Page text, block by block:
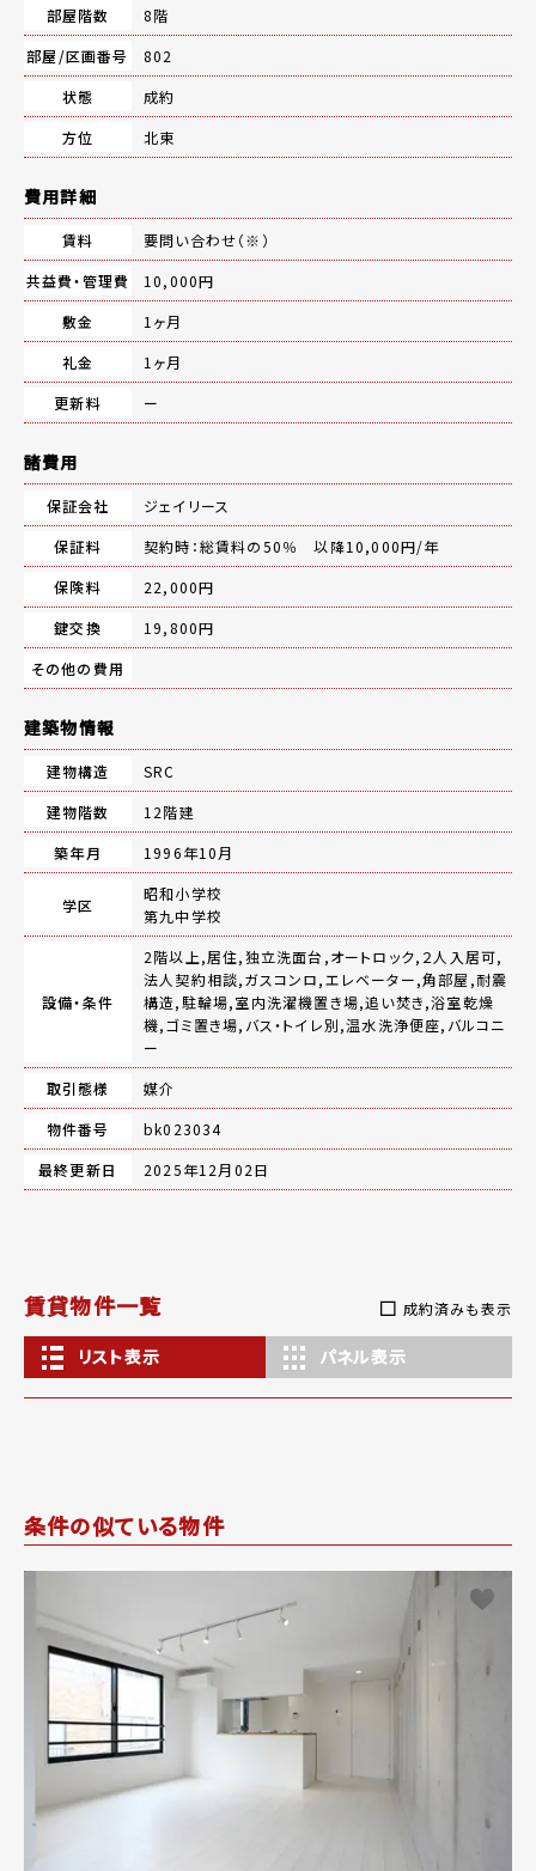
部屋階数
8階
部屋/区画番号
802
状態
成約
方位
北東
費用詳細
賃料
要問い合わせ（※）
共益費・管理費
10,000円
敷金
1ヶ月
礼金
1ヶ月
更新料
ー
諸費用
保証会社
ジェイリース
保証料
契約時：総賃料の50％ 以降10,000円/年
保険料
22,000円
鍵交換
19,800円
その他の費用
建築物情報
建物構造
SRC
建物階数
12階建
築年月
1996年10月
学区
昭和小学校
第九中学校
設備・条件
2階以上,居住,独立洗面台,オートロック,２人入居可,
法人契約相談,ガスコンロ,エレベーター,角部屋,耐震
構造,駐輪場,室内洗濯機置き場,追い焚き,浴室乾燥
機,ゴミ置き場,バス・トイレ別,温水洗浄便座,バルコニ
ー
取引態様
媒介
物件番号
bk023034
最終更新日
2025年12月02日
賃貸物件一覧 成約済みも表示
リスト表示 パネル表示
条件の似ている物件